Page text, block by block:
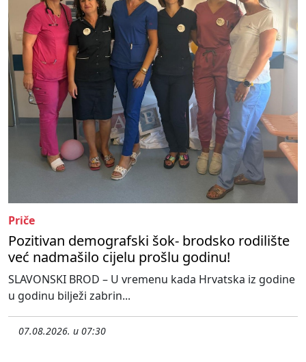
Priče
Pozitivan demografski šok- brodsko rodilište
već nadmašilo cijelu prošlu godinu!
SLAVONSKI BROD – U vremenu kada Hrvatska iz godine
u godinu bilježi zabrin...
07.08.2026. u 07:30